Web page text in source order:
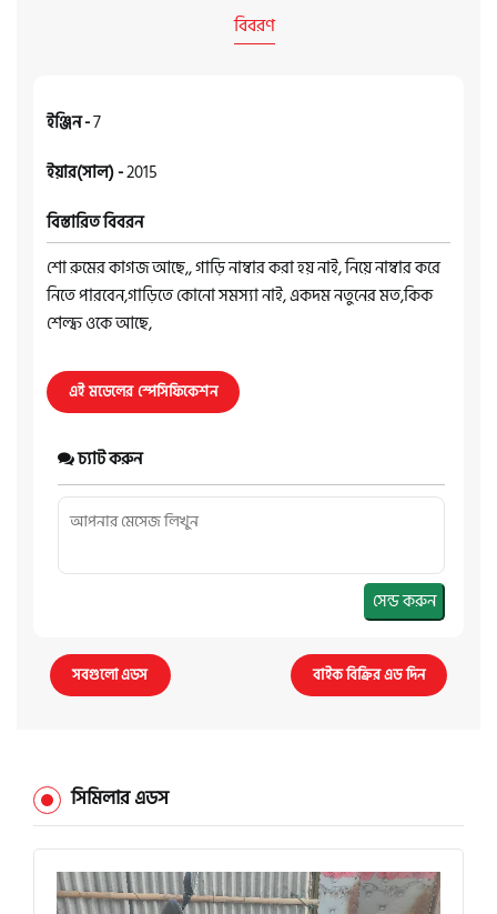
বিবরণ
ইঞ্জিন -7
ইয়ার(সাল) -2015
বিস্তারিত বিবরন
শো রুমের কাগজ আছে,, গাড়ি নাম্বার করা হয় নাই, নিয়ে নাম্বার করে
নিতে পারবেন,গাড়িতে কোনো সমস্যা নাই, একদম নতুনের মত,কিক
শেল্ফ ওকে আছে,
এই মডেলের স্পেসিফিকেশন
চ্যাট করুন
সেন্ড করুন
সবগুলো এডস বাইক বিক্রির এড দিন
সিমিলার এডস